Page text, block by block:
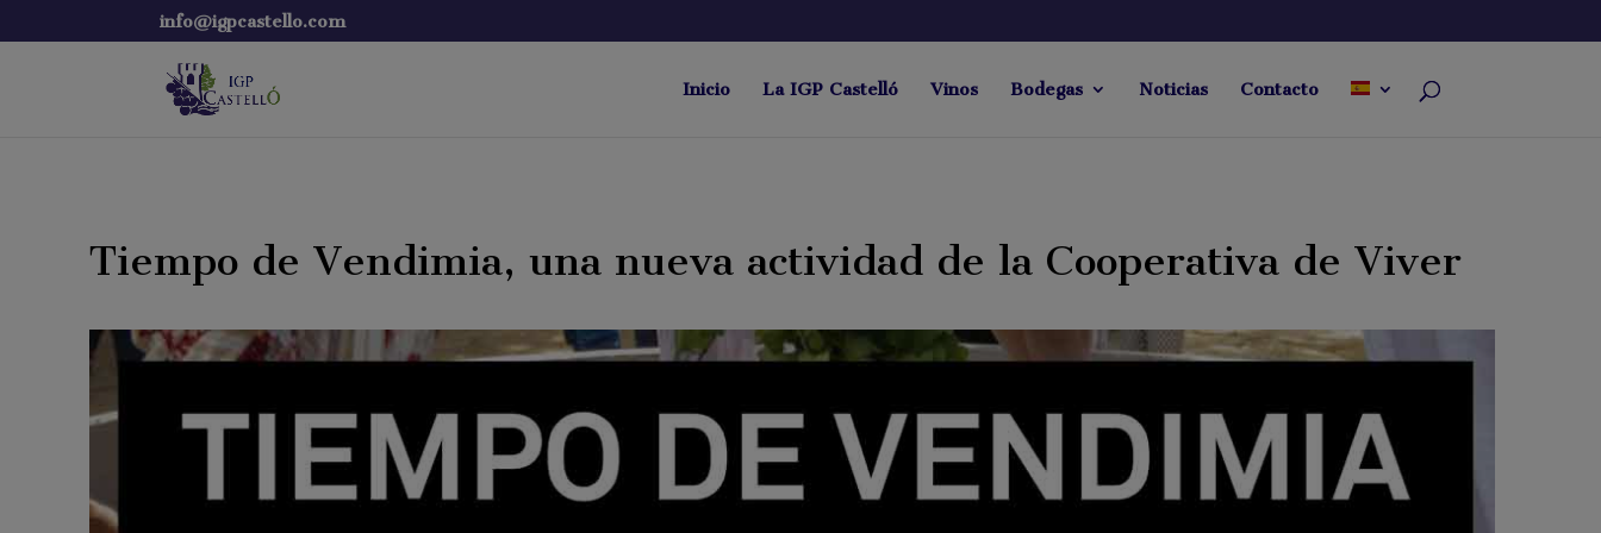
info@igpcastello.com
Inicio La IGP Castelló Vinos Bodegas Noticias Contacto
Tiempo de Vendimia, una nueva actividad de la Cooperativa de Viver